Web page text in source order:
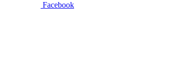
Facebook